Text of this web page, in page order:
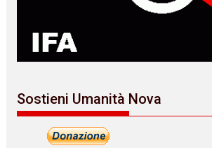
Sostieni Umanità Nova